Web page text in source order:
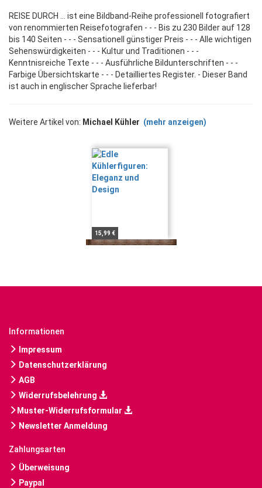
REISE DURCH … ist eine Bildband-Reihe professionell fotografiert
von renommierten Reisefotografen - - - Bis zu 230 Bilder auf 128
bis 140 Seiten - - - Sensationell günstiger Preis - - - Alle wichtigen
Sehenswürdigkeiten - - - Kultur und Traditionen - - -
Kenntnisreiche Texte - - - Ausführliche Bildunterschriften - - -
Farbige Übersichtskarte - - - Detailliertes Register. - Dieser Band
ist auch in englischer Sprache lieferbar!
Weitere Artikel von: Michael Kühler (mehr anzeigen)
15,99 €
Informationen
Impressum
Datenschutzerklärung
AGB
Widerrufsbelehrung
Muster-Widerrufsformular
Newsletter Anmeldung
Zahlungsarten
Überweisung
Paypal